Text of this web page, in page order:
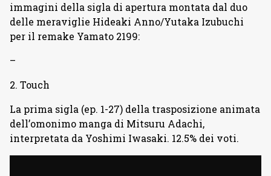
immagini della sigla di apertura montata dal duo
delle meraviglie Hideaki Anno/Yutaka Izubuchi
per il remake Yamato 2199:
–
2. Touch
La prima sigla (ep. 1-27) della trasposizione animata
dell’omonimo manga di Mitsuru Adachi,
interpretata da Yoshimi Iwasaki. 12.5% dei voti.